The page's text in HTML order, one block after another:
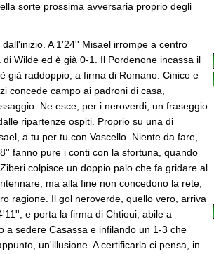
sorte prossima avversaria proprio degli
A 1'24'' Misael irrompe a centro
Wilde ed è già 0-1. Il Pordenone incassa il
già raddoppio, a firma di Romano. Cinico e
concede campo ai padroni di casa,
Ne esce, per i neroverdi, un fraseggio
ripartenze ospiti. Proprio su una di
a tu per tu con Vascello. Niente da fare,
fanno pure i conti con la sfortuna, quando
colpisce un doppio palo che fa gridare al
ma alla fine non concedono la rete,
ragione. Il gol neroverde, quello vero, arriva
e porta la firma di Chtioui, abile a
a sedere Casassa e infilando un 1-3 che
un'illusione. A certificarla ci pensa, in